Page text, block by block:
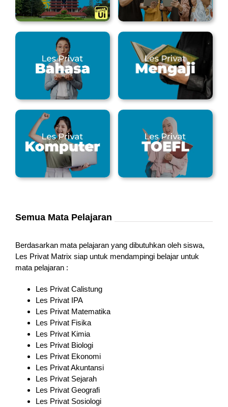
Semua Mata Pelajaran
Berdasarkan mata pelajaran yang dibutuhkan oleh siswa,
Les Privat Matrix siap untuk mendampingi belajar untuk
mata pelajaran :
Les Privat Calistung
Les Privat IPA
Les Privat Matematika
Les Privat Fisika
Les Privat Kimia
Les Privat Biologi
Les Privat Ekonomi
Les Privat Akuntansi
Les Privat Sejarah
Les Privat Geografi
Les Privat Sosiologi